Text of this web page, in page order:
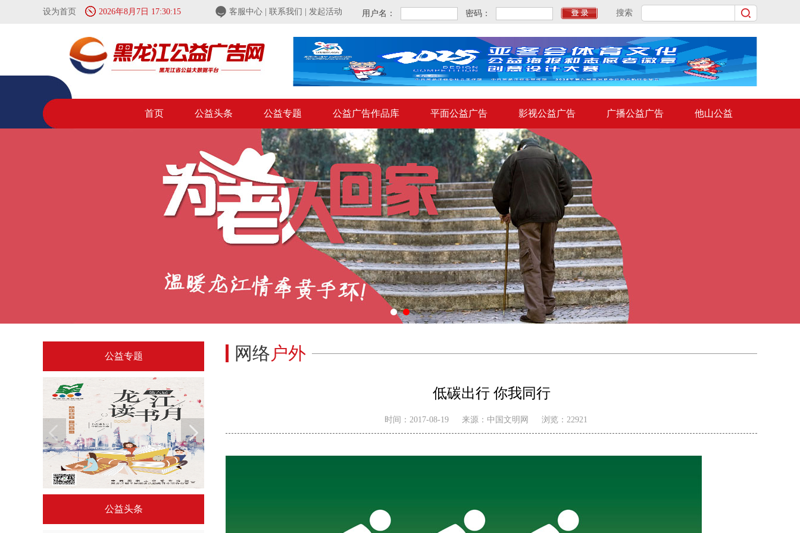
设为首页 2026年8月7日 17:30:16 客服中心 联系我们 发起活动 用户名： 密码： 搜索
首页 公益头条 公益专题 公益广告作品库 平面公益广告 影视公益广告 广播公益广告 他山公益
2
公益专题
龙江读书月公益海报展公益头条
网络 户外
低碳出行 你我同行
时间： 2017-08-19 来源： 中国文明网 浏览： 22921